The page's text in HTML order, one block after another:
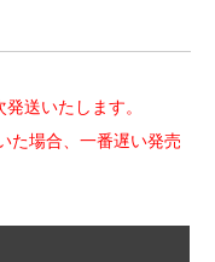
送いたします。
た場合、一番遅い発売